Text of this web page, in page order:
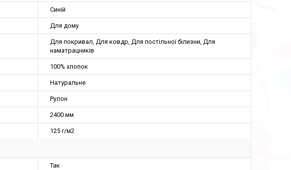
Синій
Для дому
Для покривал, Для ковдр, Для постільної білизни, Для
наматрацників
100% хлопок
Натуральне
Рулон
2400 мм
125 г/м2
Так